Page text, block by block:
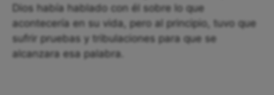
Dios había hablado con él sobre lo que
acontecería en su vida, pero al principio, tuvo que
sufrir pruebas y tribulaciones para que se
alcanzara esa palabra.